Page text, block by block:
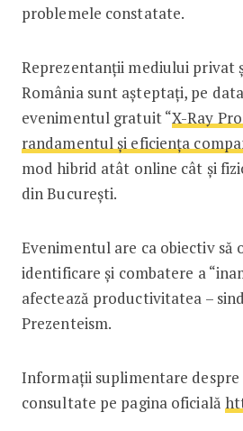
problemele constatate.
Reprezentanții mediului privat
România sunt așteptați, pe
evenimentul gratuit “X-Ray
randamentul și eficiența
mod hibrid atât online cât și
din București.
Evenimentul are ca obiectiv să
identificare și combatere a
afectează productivitatea –
Prezenteism.
Informații suplimentare
consultate pe pagina oficială